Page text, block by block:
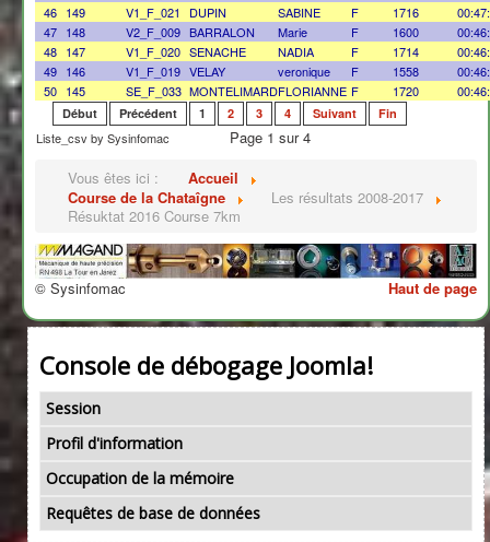
46 149 V1_F_021 DUPIN SABINE F 1716
47 148 V2_F_009 BARRALON Marie F 1600
48 147 V1_F_020 SENACHE NADIA F 1714
49 146 V1_F_019 VELAY veronique F 1558
50 145 SE_F_033 MONTELIMARDFLORIANNE F 1720
Début Précédent 1 2 3 4 Suivant Fin
Liste_csv by Sysinfomac
Page 1 sur 4
Vous êtes ici :
Accueil
Course de la Chataîgne
Les résultats 2008-2017
Résuktat 2016 Course 7km
Haut de page
© Sysinfomac
Console de débogage Joomla!
Session
Profil d'information
Occupation de la mémoire
Requêtes de base de données